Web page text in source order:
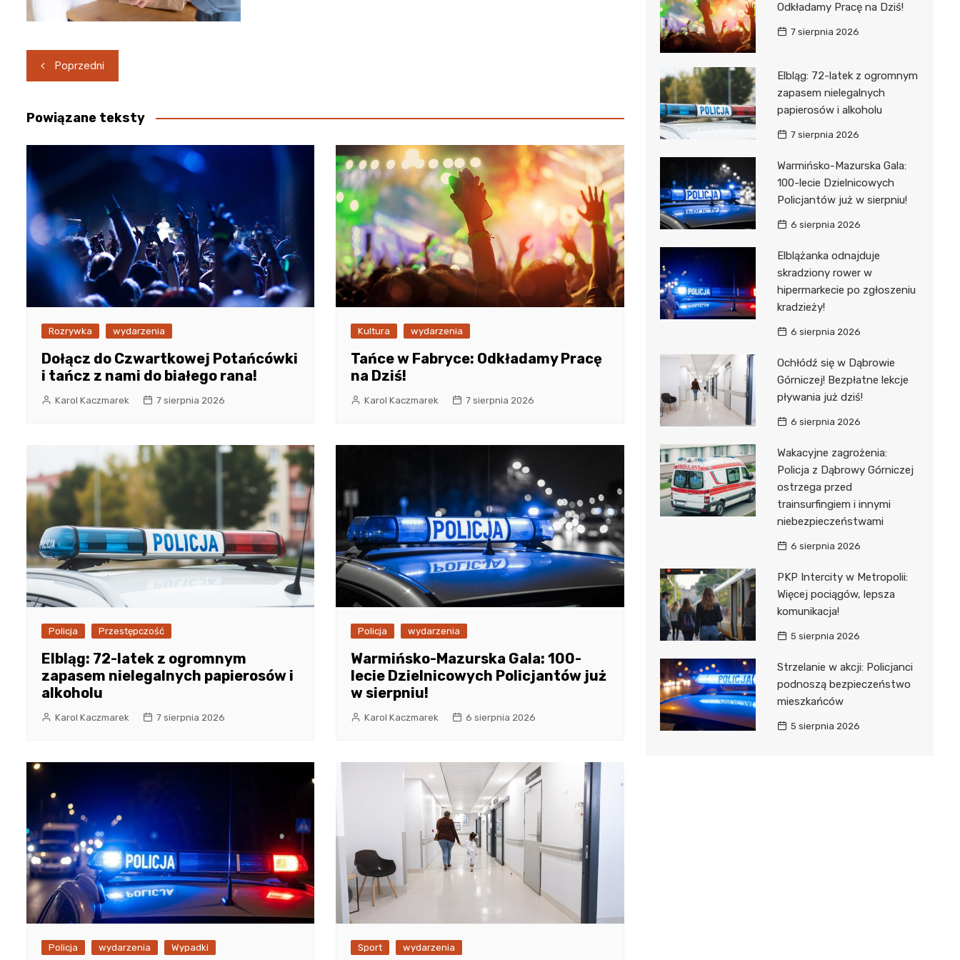
Nawigacja
wpisu
Poprzedni
Powiązane teksty
Rozrywka wydarzenia
Dołącz do Czwartkowej Potańcówki
i tańcz z nami do białego rana!
Karol Kaczmarek 7 sierpnia 2026
Kultura wydarzenia
Tańce w Fabryce: Odkładamy Pracę
na Dziś!
Karol Kaczmarek 7 sierpnia 2026
Policja Przestępczość
Elbląg: 72-latek z ogromnym
zapasem nielegalnych papierosów i
alkoholu
Karol Kaczmarek 7 sierpnia 2026
Policja wydarzenia
Warmińsko-Mazurska Gala: 100-
lecie Dzielnicowych Policjantów już
w sierpniu!
Karol Kaczmarek 6 sierpnia 2026
Policja wydarzenia Wypadki Sport wydarzenia
Odkładamy Pracę na Dziś!
7 sierpnia 2026
Elbląg: 72-latek z ogromnym
zapasem nielegalnych
papierosów i alkoholu
7 sierpnia 2026
Warmińsko-Mazurska Gala:
100-lecie Dzielnicowych
Policjantów już w sierpniu!
6 sierpnia 2026
Elblążanka odnajduje
skradziony rower w
hipermarkecie po zgłoszeniu
kradzieży!
6 sierpnia 2026
Ochłódź się w Dąbrowie
Górniczej! Bezpłatne lekcje
pływania już dziś!
6 sierpnia 2026
Wakacyjne zagrożenia:
Policja z Dąbrowy Górniczej
ostrzega przed
trainsurfingiem i innymi
niebezpieczeństwami
6 sierpnia 2026
PKP Intercity w Metropolii:
Więcej pociągów, lepsza
komunikacja!
5 sierpnia 2026
Strzelanie w akcji: Policjanci
podnoszą bezpieczeństwo
mieszkańców
5 sierpnia 2026